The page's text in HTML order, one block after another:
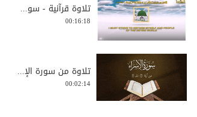
تلاوة قرآنية - سو...
00:16:18
تلاوة من سورة الإ...
00:02:14